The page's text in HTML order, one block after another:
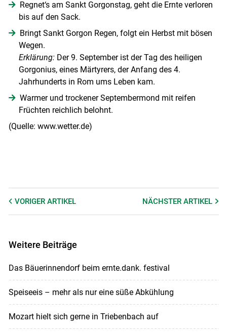
Regnet‘s am Sankt Gorgonstag, geht die Ernte verloren
bis auf den Sack.
Bringt Sankt Gorgon Regen, folgt ein Herbst mit bösen
Wegen.
Erklärung:Der 9. September ist der Tag des heiligen
Gorgonius, eines Märtyrers, der Anfang des 4.
Jahrhunderts in Rom ums Leben kam.
Warmer und trockener Septembermond mit reifen
Früchten reichlich belohnt.
(Quelle: www.wetter.de)
VORIGER ARTIKEL NÄCHSTERARTIKEL
Weitere Beiträge
Das Bäuerinnendorf beim ernte.dank. festival
Speiseeis – mehr als nur eine süße Abkühlung
Mozart hielt sich gerne in Triebenbach auf